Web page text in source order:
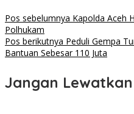
Pos sebelumnya Kapolda Aceh
Polhukam
Pos berikutnya Peduli Gempa
Bantuan Sebesar 110 Juta
Jangan Lewatkan